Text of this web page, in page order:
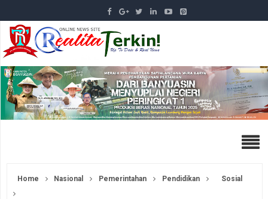
Home Nasional Pemerintahan Pendidikan Sosial